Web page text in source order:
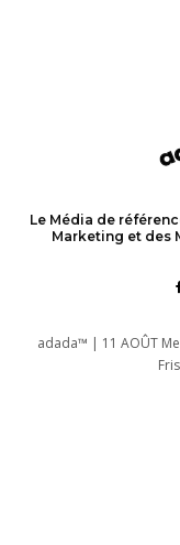
Le Média de
Marketing et des
adada™ | 11 AOÛT